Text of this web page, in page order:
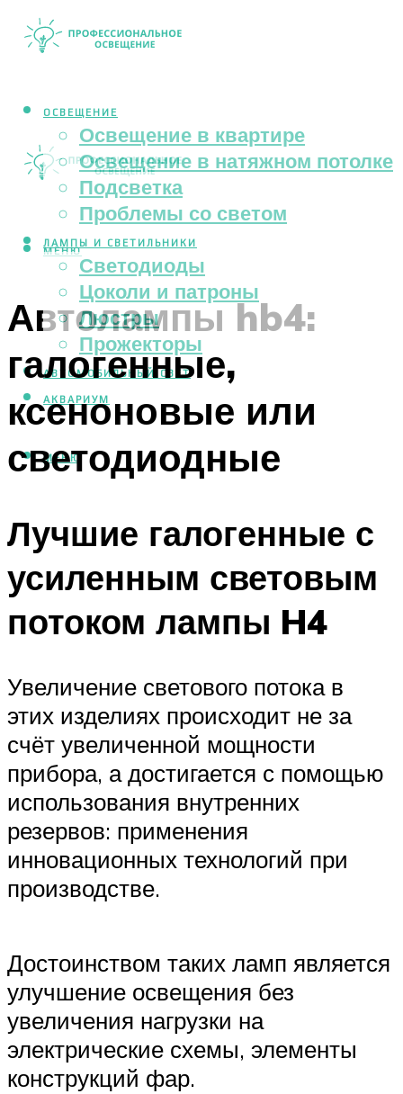
ОСВЕЩЕНИЕ
Освещение в квартире
Освещение в натяжном потолке
Подсветка
Проблемы со светом
ЛАМПЫ И СВЕТИЛЬНИКИ
Светодиоды
Цоколи и патроны
Люстры
Прожекторы
АВТОМОБИЛЬНЫЙ СВЕТ
АКВАРИУМ
МЕНЮ
МЕНЮ
Автолампы hb4:
галогенные,
ксеноновые или
светодиодные
Лучшие галогенные с
усиленным световым
потоком лампы H4
Увеличение светового потока в
этих изделиях происходит не за
счёт увеличенной мощности
прибора, а достигается с помощью
использования внутренних
резервов: применения
инновационных технологий при
производстве.
Достоинством таких ламп является
улучшение освещения без
увеличения нагрузки на
электрические схемы, элементы
конструкций фар.